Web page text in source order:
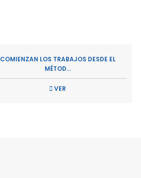
COMIENZAN LOS TRABAJOS DESDE EL
MÉTOD...
VER